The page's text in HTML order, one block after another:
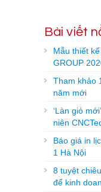
Bài viết
Mẫu thiết
GROUP
Tham khảo
năm mới
‘Làn gió
niên
Báo giá in
1 Hà Nội
8 tuyệt
để kinh